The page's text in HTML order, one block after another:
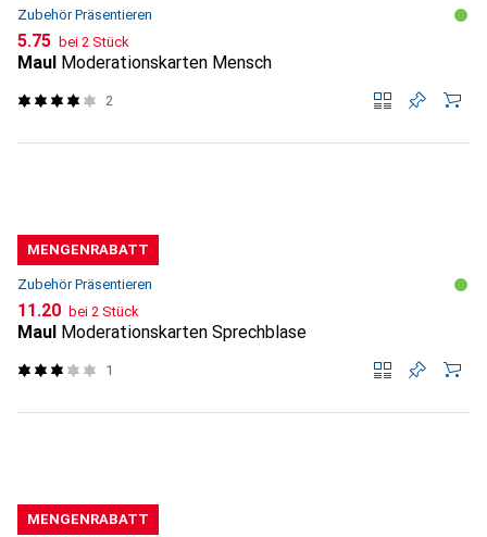
Zubehör Präsentieren
CHF
5.75 bei 2 Stück
Maul Moderationskarten Mensch
2
MENGENRABATT
Zubehör Präsentieren
CHF
11.20 bei 2 Stück
Maul Moderationskarten Sprechblase
1
MENGENRABATT